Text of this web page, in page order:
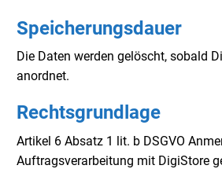
Speicherungsdauer
Die Daten werden gelöscht, sobald
anordnet.
Rechtsgrundlage
Artikel 6 Absatz 1 lit. b DSGVO
Auftragsverarbeitung mit DigiStore